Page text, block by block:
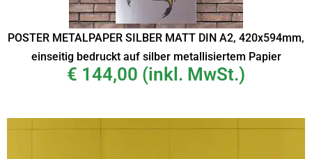
POSTER METALPAPER SILBER MATT DIN A2, 420x594mm,
einseitig bedruckt auf silber metallisiertem Papier
€ 144,00 (inkl. MwSt.)